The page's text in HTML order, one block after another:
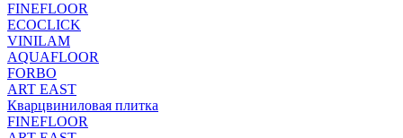
FINEFLOOR
ECOCLICK
VINILAM
AQUAFLOOR
FORBO
ART EAST
Кварцвиниловая плитка
FINEFLOOR